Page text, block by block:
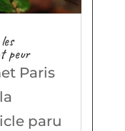
peur
Paris
paru